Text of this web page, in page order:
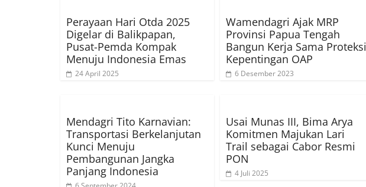
Perayaan Hari Otda 2025
Digelar di Balikpapan,
Pusat-Pemda Kompak
Menuju Indonesia Emas
24 April 2025
Wamendagri Ajak MRP
Provinsi Papua Tengah
Bangun Kerja Sama Proteksi
Kepentingan OAP
6 Desember 2023
Mendagri Tito Karnavian:
Transportasi Berkelanjutan
Kunci Menuju
Pembangunan Jangka
Panjang Indonesia
Usai Munas III, Bima Arya
Komitmen Majukan Lari
Trail sebagai Cabor Resmi
PON
4 Juli 2025